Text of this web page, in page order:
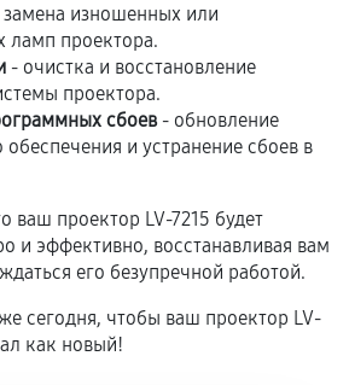
куплены
работы может
или частично, если
детали подходят по
параметрам и не имеют внешних
выполнена нашим сервисным
замена изношенных или
ламп проектора.
- очистка и восстановление
проектора.
сбоев- обновление
и устранение сбоев в
ваш проектор LV-7215 будет
и эффективно, восстанавливая вам
его безупречной работой.
сегодня, чтобы ваш проектор LV-
как новый!